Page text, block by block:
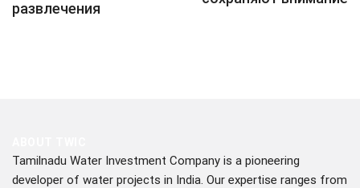
развлечения
Tamilnadu Water Investment Company is a pioneering
developer of water projects in India. Our expertise ranges from